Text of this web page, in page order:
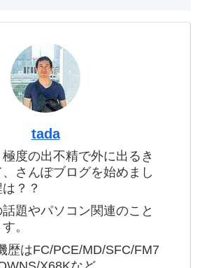
tada
度の出不精で外に出るき
さんぽブログを始めまし
？？
題やパソコン関連のこと
。
歴はFC/PCE/MD/SFC/FM7